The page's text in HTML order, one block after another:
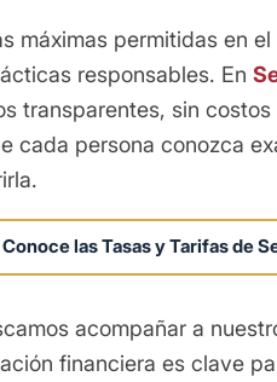
máximas permitidas en
responsables. En
transparentes, sin
cada persona conozca
Conoce las Tasas y Tarifas de
acompañar a
financiera es clave